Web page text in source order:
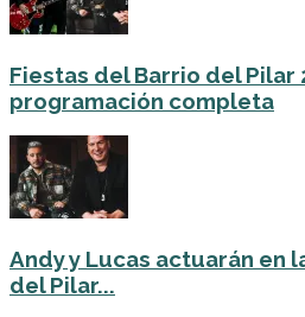
Fiestas del Barrio del Pilar
programación completa
Andy y Lucas actuarán en
del Pilar...